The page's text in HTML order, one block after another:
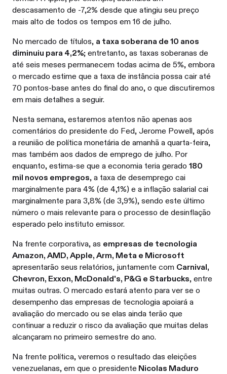
descasamento de -7,2% desde que atingiu seu preço
mais alto de todos os tempos em 16 de julho.
No mercado de títulos, a taxa soberana de 10 anos
diminuiu para 4,2%; entretanto, as taxas soberanas de
até seis meses permanecem todas acima de 5%, embora
o mercado estime que a taxa de instância possa cair até
70 pontos-base antes do final do ano, o que discutiremos
em mais detalhes a seguir.
Nesta semana, estaremos atentos não apenas aos
comentários do presidente do Fed, Jerome Powell, após
a reunião de política monetária de amanhã a quarta-feira,
mas também aos dados de emprego de julho. Por
enquanto, estima-se que a economia teria gerado 180
mil novos empregos, a taxa de desemprego cai
marginalmente para 4% (de 4,1%) e a inflação salarial cai
marginalmente para 3,8% (de 3,9%), sendo este último
número o mais relevante para o processo de desinflação
esperado pelo instituto emissor.
Na frente corporativa, as empresas de tecnologia
Amazon, AMD, Apple, Arm, Meta e Microsoft
apresentarão seus relatórios, juntamente com Carnival,
Chevron, Exxon, McDonald's, P&G e Starbucks, entre
muitas outras. O mercado estará atento para ver se o
desempenho das empresas de tecnologia apoiará a
avaliação do mercado ou se elas ainda terão que
continuar a reduzir o risco da avaliação que muitas delas
alcançaram no primeiro semestre do ano.
Na frente política, veremos o resultado das eleições
venezuelanas, em que o presidente Nicolas Maduro